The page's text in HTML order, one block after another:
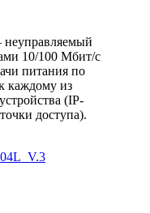
10/100 Мбит/с
питания по
каждому из
(IP-
доступа).